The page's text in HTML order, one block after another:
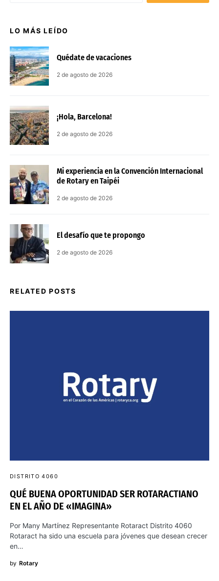
LO MÁS LEÍDO
Quédate de vacaciones
2 de agosto de 2026
¡Hola, Barcelona!
2 de agosto de 2026
Mi experiencia en la Convención Internacional
de Rotary en Taipéi
2 de agosto de 2026
El desafío que te propongo
2 de agosto de 2026
RELATED POSTS
DISTRITO 4060
QUÉ BUENA OPORTUNIDAD SER ROTARACTIANO
EN EL AÑO DE «IMAGINA»
Por Many Martínez Representante Rotaract Distrito 4060
Rotaract ha sido una escuela para jóvenes que desean crecer
en…
by Rotary